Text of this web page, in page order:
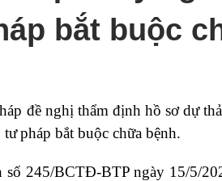
hướng dẫn
thực hành
định y khoa
dưỡng
nhập
bắt buộc
đề nghị thẩm định hồ sơ dự
tưpháp bắt buộc chữa bệnh.
số 245/BCTĐ-BTP ngày 15/5/